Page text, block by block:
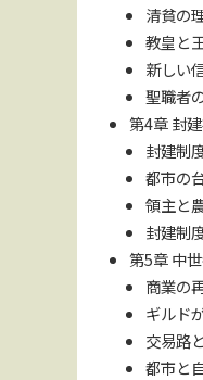
清貧の
教皇と
新しい
聖職者
第4章 封
封建制
都市の
領主と
封建制
第5章 中
商業の
ギルド
交易路
都市と